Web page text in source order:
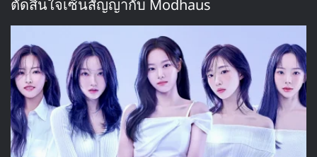
ตัดสินใจเซ็นสัญญากับ Modhaus